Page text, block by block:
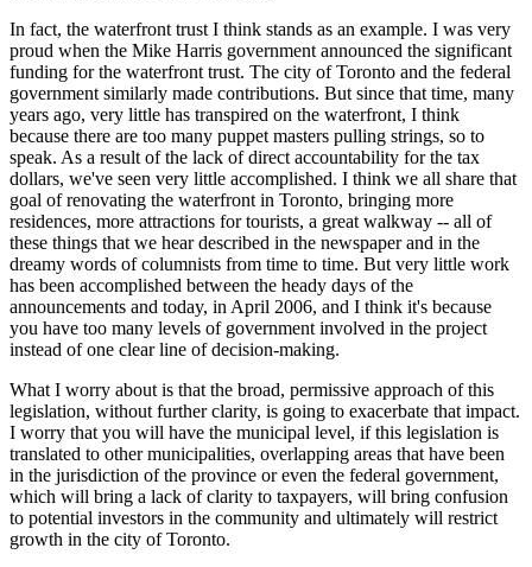
In fact, the waterfront trust I think stands as an example. I was very
proud when the Mike Harris government announced the significant
funding for the waterfront trust. The city of Toronto and the federal
government similarly made contributions. But since that time, many
years ago, very little has transpired on the waterfront, I think
because there are too many puppet masters pulling strings, so to
speak. As a result of the lack of direct accountability for the tax
dollars, we've seen very little accomplished. I think we all share that
goal of renovating the waterfront in Toronto, bringing more
residences, more attractions for tourists, a great walkway -- all of
these things that we hear described in the newspaper and in the
dreamy words of columnists from time to time. But very little work
has been accomplished between the heady days of the
announcements and today, in April 2006, and I think it's because
you have too many levels of government involved in the project
instead of one clear line of decision-making.
What I worry about is that the broad, permissive approach of this
legislation, without further clarity, is going to exacerbate that impact.
I worry that you will have the municipal level, if this legislation is
translated to other municipalities, overlapping areas that have been
in the jurisdiction of the province or even the federal government,
which will bring a lack of clarity to taxpayers, will bring confusion
to potential investors in the community and ultimately will restrict
growth in the city of Toronto.